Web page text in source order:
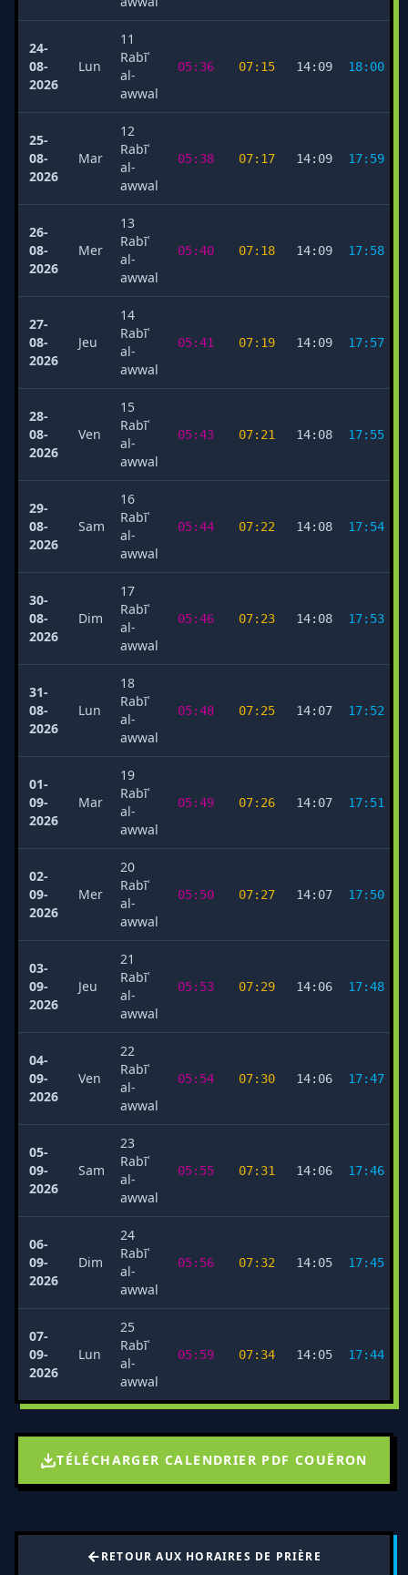
24-
08-
2026
Lun
11
Rabīʿ
al-
awwal
05:36 07:15 14:09 18:00
25-
08-
2026
Mar
12
Rabīʿ
al-
awwal
05:38 07:17 14:09 17:59
26-
08-
2026
Mer
13
Rabīʿ
al-
awwal
05:40 07:18 14:09 17:58
27-
08-
2026
Jeu
14
Rabīʿ
al-
awwal
05:41 07:19 14:09 17:57
28-
08-
2026
Ven
15
Rabīʿ
al-
awwal
05:43 07:21 14:08 17:55
29-
08-
2026
Sam
16
Rabīʿ
al-
awwal
05:44 07:22 14:08 17:54
30-
08-
2026
Dim
17
Rabīʿ
al-
awwal
05:46 07:23 14:08 17:53
31-
08-
2026
Lun
18
Rabīʿ
al-
awwal
05:48 07:25 14:07 17:52
01-
09-
2026
Mar
19
Rabīʿ
al-
awwal
05:49 07:26 14:07 17:51
02-
09-
2026
Mer
20
Rabīʿ
al-
awwal
05:50 07:27 14:07 17:50
03-
09-
2026
Jeu
21
Rabīʿ
al-
awwal
05:53 07:29 14:06 17:48
04-
09-
2026
Ven
22
Rabīʿ
al-
awwal
05:54 07:30 14:06 17:47
05-
09-
2026
Sam
23
Rabīʿ
al-
awwal
05:55 07:31 14:06 17:46
06-
09-
2026
Dim
24
Rabīʿ
al-
awwal
05:56 07:32 14:05 17:45
07-
09-
2026
Lun
25
Rabīʿ
al-
awwal
05:59 07:34 14:05 17:44
TÉLÉCHARGER CALENDRIER PDF COUËRON
RETOUR AUX HORAIRES DE PRIÈRE